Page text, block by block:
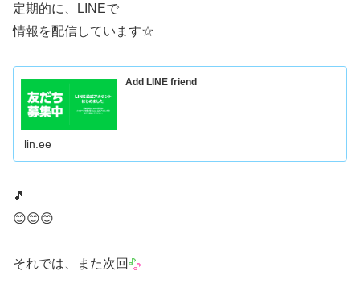
定期的に、LINEで
情報を配信しています☆
Add LINE friend
lin.ee
🎵
😊😊😊
それでは、また次回